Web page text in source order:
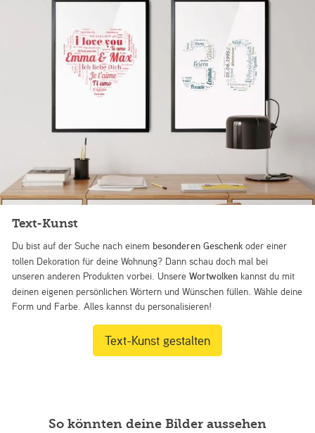
Text-Kunst
Du bist auf der Suche nach einem besonderen Geschenk oder einer
tollen Dekoration für deine Wohnung? Dann schau doch mal bei
unseren anderen Produkten vorbei. UnsereWortwolken kannst du mit
deinen eigenen persönlichen Wörtern und Wünschen füllen. Wähle deine
Form und Farbe. Alles kannst du personalisieren!
Text-Kunst gestalten
So könnten deine Bilder aussehen